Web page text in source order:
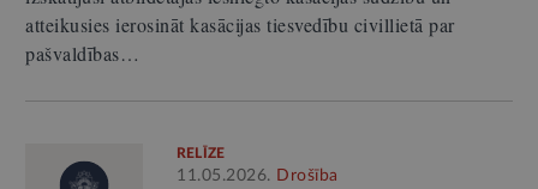
atteikusies ierosināt kasācijas tiesvedību civillietā par
pašvaldības…
RELĪZE
11.05.2026. Drošība